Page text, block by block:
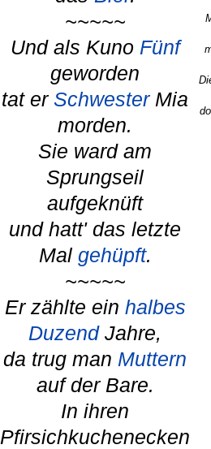
~~~~~
Und als Kuno Fünf
geworden
tat er SchwesterMia
morden.
Sie ward am
Sprungseil
aufgeknüft
und hatt' das letzte
Mal gehüpft.
~~~~~
Er zählte ein halbes
DuzendJahre,
da trug man Muttern
auf der Bare.
In ihren
Pfirsichkuchenecken